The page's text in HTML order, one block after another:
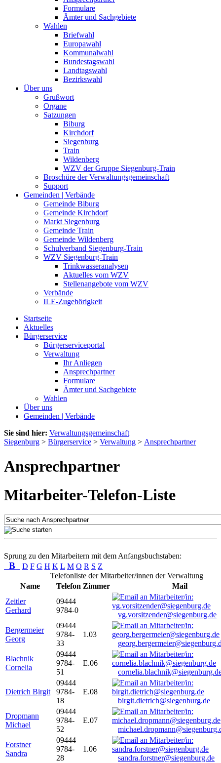
Formulare
Ämter und Sachgebiete
Wahlen
Briefwahl
Europawahl
Kommunalwahl
Bundestagswahl
Landtagswahl
Bezirkswahl
Über uns
Grußwort
Organe
Satzungen
Biburg
Kirchdorf
Siegenburg
Train
Wildenberg
WZV der Gruppe Siegenburg-Train
Broschüre der Verwaltungsgemeinschaft
Support
Gemeinden | Verbände
Gemeinde Biburg
Gemeinde Kirchdorf
Markt Siegenburg
Gemeinde Train
Gemeinde Wildenberg
Schulverband Siegenburg-Train
WZV Siegenburg-Train
Trinkwasseranalysen
Aktuelles vom WZV
Stellenangebote vom WZV
Verbände
ILE-Zugehörigkeit
Startseite
Aktuelles
Bürgerservice
Bürgerserviceportal
Verwaltung
Ihr Anliegen
Ansprechpartner
Formulare
Ämter und Sachgebiete
Wahlen
Über uns
Gemeinden | Verbände
Sie sind hier: Verwaltungsgemeinschaft
Siegenburg > Bürgerservice > Verwaltung > Ansprechpartner
Ansprechpartner
Mitarbeiter-Telefon-Liste
Sprung zu den Mitarbeitern mit dem Anfangsbuchstaben:
B D F G H K L M O R S Z
Telefonliste der Mitarbeiter/innen der Verwaltung
Name
Telefon Zimmer
Mail
Zeitler
Gerhard
09444
9784-0
vg.vorsitzender@siegenburg.de
Bergermeier
Georg
09444
9784-
33
1.03
Blachnik
Cornelia
09444
9784-
51
E.06
Dietrich Birgit
09444
9784-
18
E.08
birgit.dietrich@siegenburg.de
Dropmann
Michael
09444
9784-
52
E.07
Forstner
Sandra
09444
9784-
28
1.06
sandra.forstner@siegenburg.de